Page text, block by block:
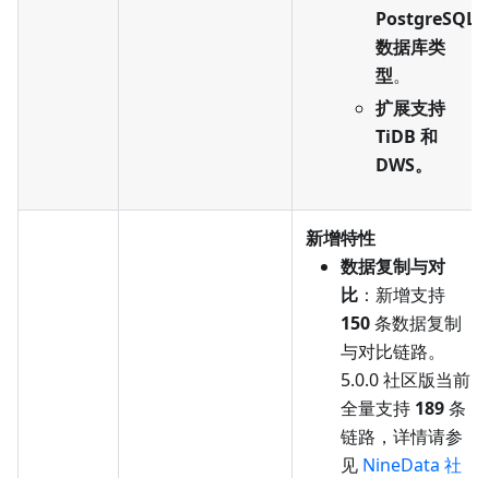
PostgreSQL
数据库类
型。
扩展支持
TiDB 和
DWS。
新增特性
数据复制与对
比 ：新增支持
150条数据复制
与对比链路。
5.0.0 社区版当前
全量支持 189条
链路，详情请参
见 NineData 社